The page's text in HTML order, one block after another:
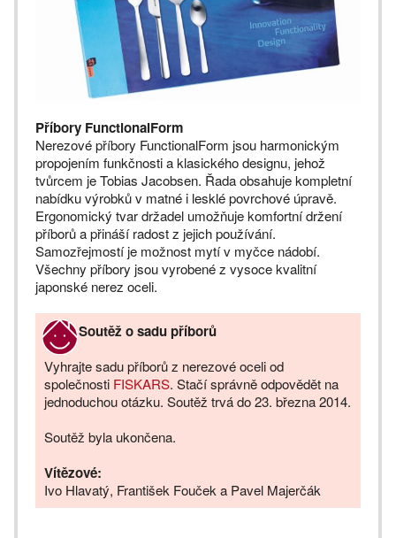
Příbory FunctionalForm
Nerezové příbory FunctionalForm jsou harmonickým
propojením funkčnosti a klasického designu, jehož
tvůrcem je Tobias Jacobsen. Řada obsahuje kompletní
nabídku výrobků v matné i lesklé povrchové úpravě.
Ergonomický tvar držadel umožňuje komfortní držení
příborů a přináší radost z jejich používání.
Samozřejmostí je možnost mytí v myčce nádobí.
Všechny příbory jsou vyrobené z vysoce kvalitní
japonské nerez oceli.
Soutěž o sadu příborů
Vyhrajte sadu příborů z nerezové oceli od
společnosti FISKARS. Stačí správně odpovědět na
jednoduchou otázku. Soutěž trvá do 23. března 2014.
Soutěž byla ukončena.
Vítězové:
Ivo Hlavatý, František Fouček a Pavel Majerčák